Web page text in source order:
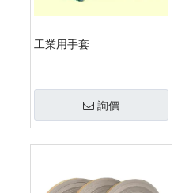
工業用手套
詢價